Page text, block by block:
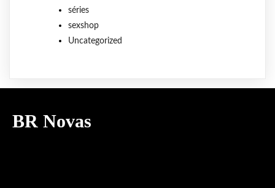
séries
sexshop
Uncategorized
BR Novas